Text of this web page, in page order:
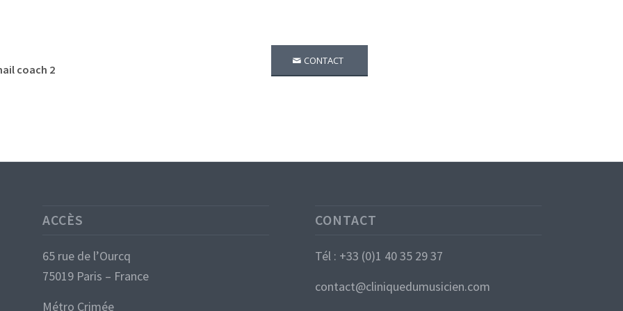
coach 2
CONTACT
ACCÈS
65 rue de l’Ourcq
75019 Paris – France
Métro Crimée
CONTACT
Tél : +33 (0)1 40 35 29 37
contact@cliniquedumusicien.com